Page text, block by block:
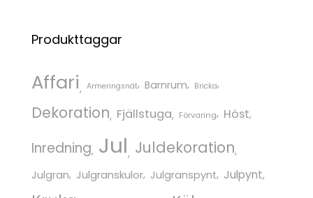
Produkttaggar
Affari Armeringsnät Barnrum Bricka
Dekoration Fjällstuga Förvaring Höst
Inredning Jul Juldekoration
Julgran Julgranskulor Julgranspynt Julpynt